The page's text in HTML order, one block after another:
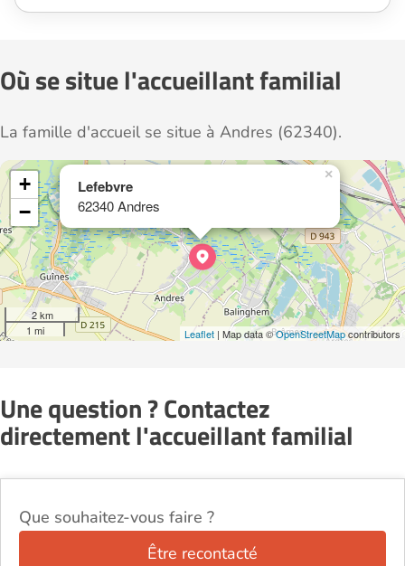
Où se situe l'accueillant familial
La famille d'accueil se situe à Andres (62340).
Lefebvre
62340 Andres
×
+
−
2 km
1 mi
Leaflet | Map data ©OpenStreetMapcontributors
Une question ? Contactez
directement l'accueillant familial
Que souhaitez-vous faire ?
Être recontacté